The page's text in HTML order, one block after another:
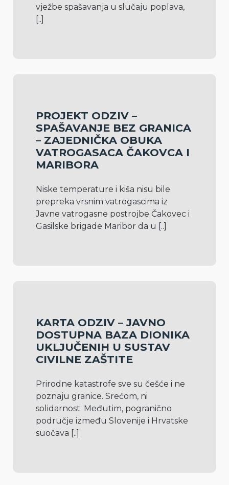
[..]
PROJEKT ODZIV –
SPAŠAVANJE BEZ GRANICA
– ZAJEDNIČKA OBUKA
VATROGASACA ČAKOVCA I
MARIBORA
Niske temperature i kiša nisu bile
prepreka vrsnim vatrogascima iz
Javne vatrogasne postrojbe Čakovec i
Gasilske brigade Maribor da u [..]
KARTA ODZIV – JAVNO
DOSTUPNA BAZA DIONIKA
UKLJUČENIH U SUSTAV
CIVILNE ZAŠTITE
Prirodne katastrofe sve su češće i ne
poznaju granice. Srećom, ni
solidarnost. Međutim, pogranično
područje između Slovenije i Hrvatske
suočava [..]